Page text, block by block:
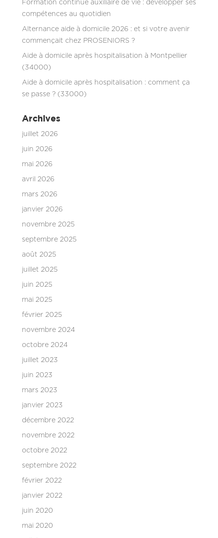
Formation continue auxiliaire de vie : développer ses
compétences au quotidien
Alternance aide à domicile 2026 : et si votre avenir
commençait chez PROSENIORS ?
Aide à domicile après hospitalisation à Montpellier
(34000)
Aide à domicile après hospitalisation : comment ça
se passe ? (33000)
Archives
juillet 2026
juin 2026
mai 2026
avril 2026
mars 2026
janvier 2026
novembre 2025
septembre 2025
août 2025
juillet 2025
juin 2025
mai 2025
février 2025
novembre 2024
octobre 2024
juillet 2023
juin 2023
mars 2023
janvier 2023
décembre 2022
novembre 2022
octobre 2022
septembre 2022
février 2022
janvier 2022
juin 2020
mai 2020